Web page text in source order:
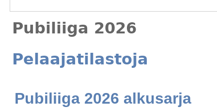
Pubiliiga 2026
Pelaajatilastoja
Pubiliiga 2026 alkusarja